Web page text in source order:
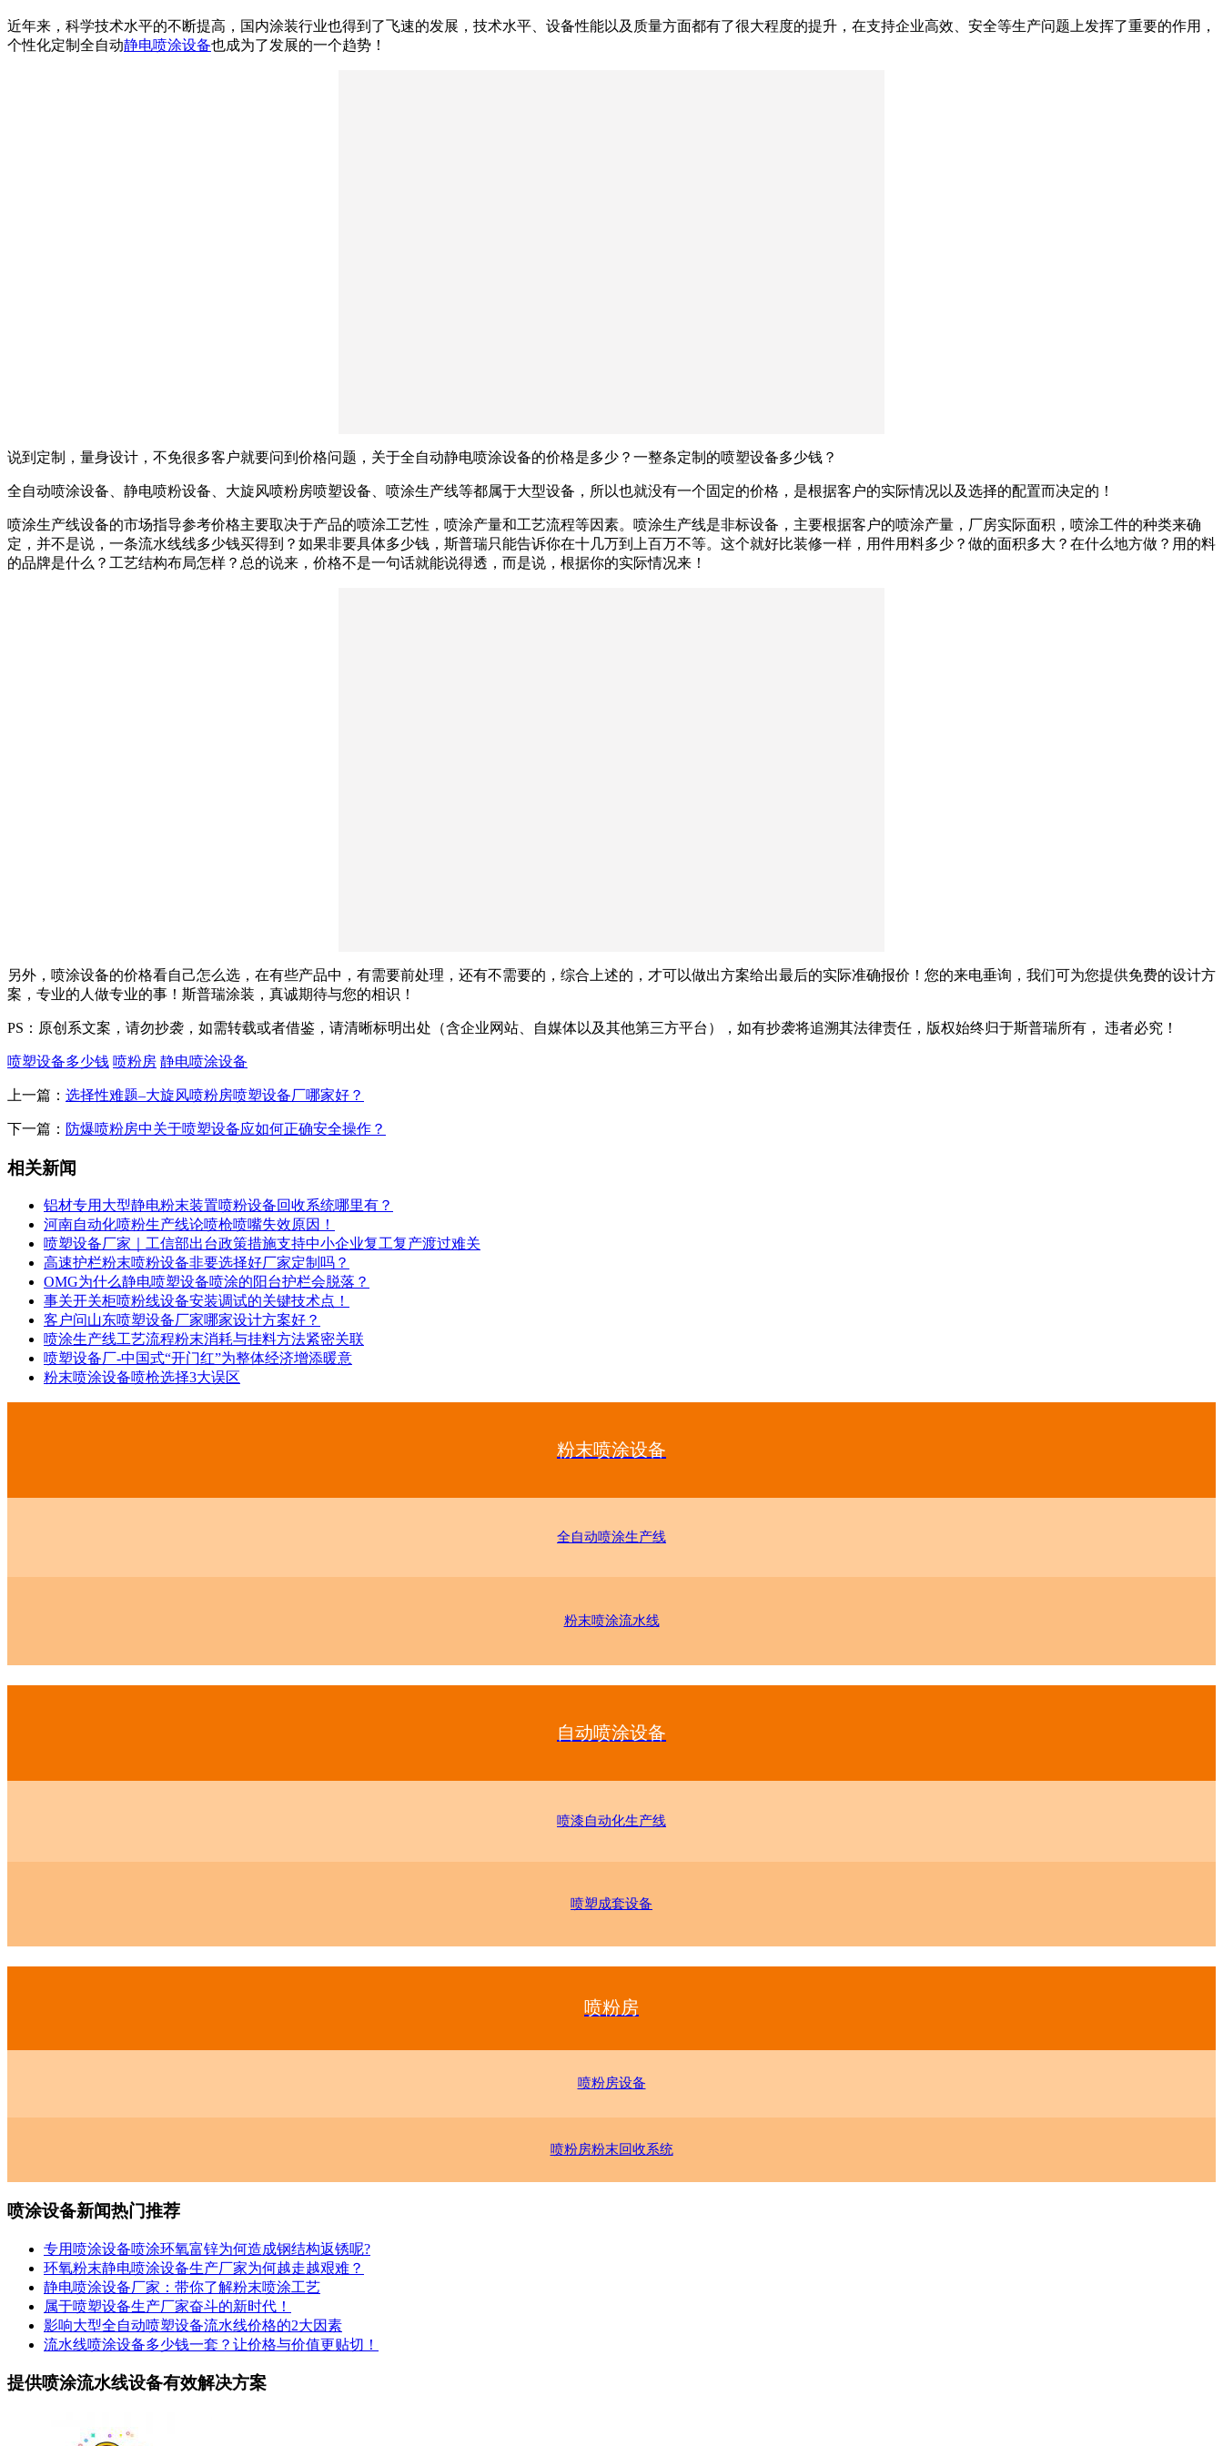
近年来，科学技术水平的不断提高，国内涂装行业也得到了飞速的发展，技术水平、设备性能以及质量方面都有了很大程度的提升，在支持企业高效、安全等生产问题上发挥了重要的作用，
个性化定制全自动静电喷涂设备也成为了发展的一个趋势！
说到定制，量身设计，不免很多客户就要问到价格问题，关于全自动静电喷涂设备的价格是多少？一整条定制的喷塑设备多少钱？
全自动喷涂设备、静电喷粉设备、大旋风喷粉房喷塑设备、喷涂生产线等都属于大型设备，所以也就没有一个固定的价格，是根据客户的实际情况以及选择的配置而决定的！
喷涂生产线设备的市场指导参考价格主要取决于产品的喷涂工艺性，喷涂产量和工艺流程等因素。喷涂生产线是非标设备，主要根据客户的喷涂产量，厂房实际面积，喷涂工件的种类来确
定，并不是说，一条流水线线多少钱买得到？如果非要具体多少钱，斯普瑞只能告诉你在十几万到上百万不等。这个就好比装修一样，用件用料多少？做的面积多大？在什么地方做？用的料
的品牌是什么？工艺结构布局怎样？总的说来，价格不是一句话就能说得透，而是说，根据你的实际情况来！
另外，喷涂设备的价格看自己怎么选，在有些产品中，有需要前处理，还有不需要的，综合上述的，才可以做出方案给出最后的实际准确报价！您的来电垂询，我们可为您提供免费的设计方
案，专业的人做专业的事！斯普瑞涂装，真诚期待与您的相识！
PS：原创系文案，请勿抄袭，如需转载或者借鉴，请清晰标明出处（含企业网站、自媒体以及其他第三方平台），如有抄袭将追溯其法律责任，版权始终归于斯普瑞所有， 违者必究！
喷塑设备多少钱 喷粉房 静电喷涂设备
上一篇： 选择性难题–大旋风喷粉房喷塑设备厂哪家好？
下一篇： 防爆喷粉房中关于喷塑设备应如何正确安全操作？
相关新闻
铝材专用大型静电粉末装置喷粉设备回收系统哪里有？
河南自动化喷粉生产线论喷枪喷嘴失效原因！
喷塑设备厂家｜工信部出台政策措施支持中小企业复工复产渡过难关
高速护栏粉末喷粉设备非要选择好厂家定制吗？
OMG为什么静电喷塑设备喷涂的阳台护栏会脱落？
事关开关柜喷粉线设备安装调试的关键技术点！
客户问山东喷塑设备厂家哪家设计方案好？
喷涂生产线工艺流程粉末消耗与挂料方法紧密关联
喷塑设备厂-中国式“开门红”为整体经济增添暖意
粉末喷涂设备喷枪选择3大误区
粉末喷涂设备
全自动喷涂生产线
粉末喷涂流水线
自动喷涂设备
喷漆自动化生产线
喷塑成套设备
喷粉房
喷粉房设备
喷粉房粉末回收系统
喷涂设备新闻热门推荐
专用喷涂设备喷涂环氧富锌为何造成钢结构返锈呢?
环氧粉末静电喷涂设备生产厂家为何越走越艰难？
静电喷涂设备厂家：带你了解粉末喷涂工艺
属于喷塑设备生产厂家奋斗的新时代！
影响大型全自动喷塑设备流水线价格的2大因素
流水线喷涂设备多少钱一套？让价格与价值更贴切！
提供喷涂流水线设备有效解决方案